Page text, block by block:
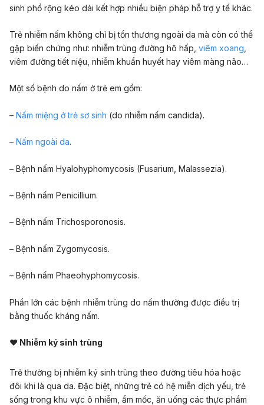
sinh phổ rộng kéo dài kết hợp nhiều biện pháp hỗ trợ y tế khác.
Trẻ nhiễm nấm không chỉ bị tổn thương ngoài da mà còn có thể
gặp biến chứng như: nhiễm trùng đường hô hấp, viêm xoang
viêm đường tiết niệu, nhiễm khuẩn huyết hay viêm màng não…
Một số bệnh do nấm ở trẻ em gồm:
– Nấm miệng ở trẻ sơ sinh (do nhiễm nấm candida).
– Nấm ngoài da.
– Bệnh nấm Hyalohyphomycosis (Fusarium, Malassezia).
– Bệnh nấm Penicillium.
– Bệnh nấm Trichosporonosis.
– Bệnh nấm Zygomycosis.
– Bệnh nấm Phaeohyphomycosis.
Phần lớn các bệnh nhiễm trùng do nấm thường được điều trị
bằng thuốc kháng nấm.
♥ Nhiễm ký sinh trùng
Trẻ thường bị nhiễm ký sinh trùng theo đường tiêu hóa hoặc
đôi khi là qua da. Đặc biệt, những trẻ có hệ miễn dịch yếu, trẻ
sống trong khu vực ô nhiễm, ẩm mốc, ăn uống các thực phẩm